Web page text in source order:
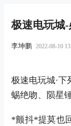
极速电玩城
李坤鹏 2022-08-10
极速电玩城·
蜴绝吻、陨星
*颤抖*提莫也